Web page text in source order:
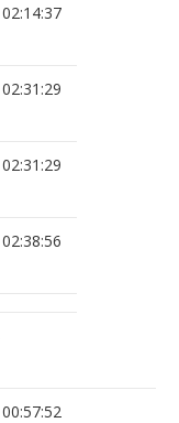
02:14:37
02:31:29
02:31:29
02:38:56
00:57:52